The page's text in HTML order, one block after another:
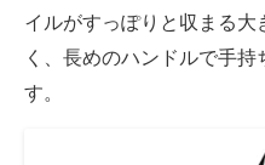
イルがすっぽりと収まる大
く、長めのハンドルで手
す。